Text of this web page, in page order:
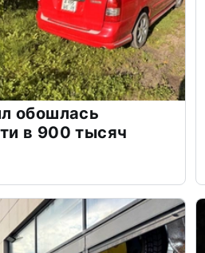
обошлась
в 900 тысяч